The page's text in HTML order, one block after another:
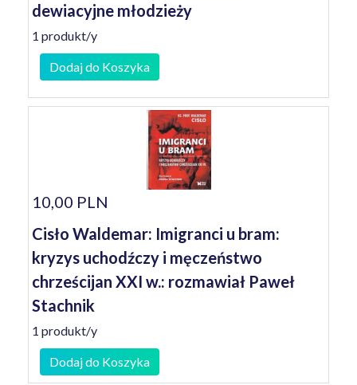
dewiacyjne młodzieży
1 produkt/y
Dodaj do Koszyka
10,00 PLN
Cisło Waldemar: Imigranci u bram:
kryzys uchodźczy i męczeństwo
chrześcijan XXI w.: rozmawiał Paweł
Stachnik
1 produkt/y
Dodaj do Koszyka